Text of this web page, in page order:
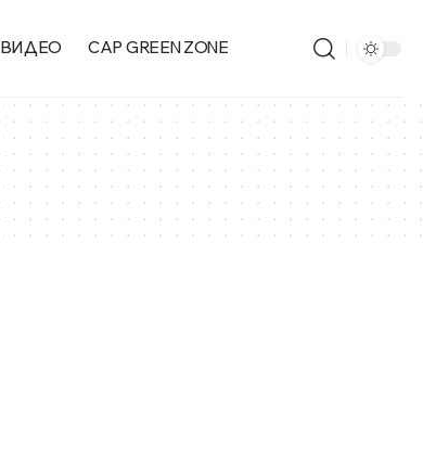
ВИДЕО CAP GREEN ZONE